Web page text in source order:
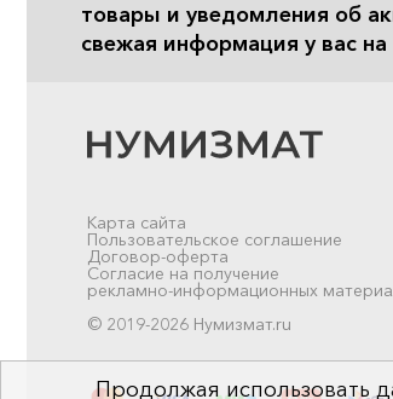
товары и уведомления об
свежая информация у вас на
Карта сайта
Пользовательское соглашение
Договор-оферта
Согласие на получение
рекламно-информационных
© 2019-2026 Нумизмат.ru
Продолжая использовать